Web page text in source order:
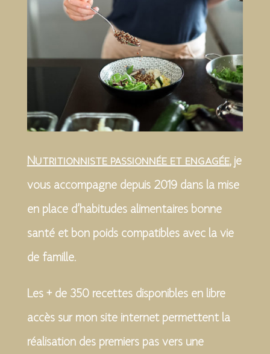
Nutritionniste passionnée et engagée, je
vous accompagne depuis 2019 dans la mise
en place d’habitudes alimentaires bonne
santé et bon poids compatibles avec la vie
de famille.
Les + de 350 recettes disponibles en libre
accès sur mon site internet permettent la
réalisation des premiers pas vers une